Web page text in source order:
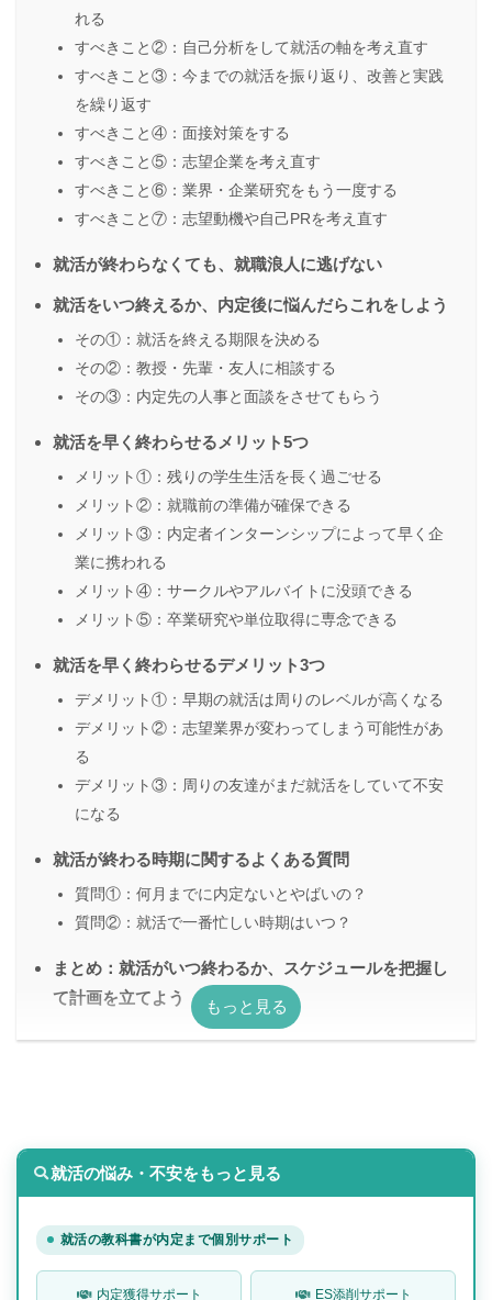
れる
すべきこと②：自己分析をして就活の軸を考え直す
すべきこと③：今までの就活を振り返り、改善と実践
を繰り返す
すべきこと④：面接対策をする
すべきこと⑤：志望企業を考え直す
すべきこと⑥：業界・企業研究をもう一度する
すべきこと⑦：志望動機や自己PRを考え直す
就活が終わらなくても、就職浪人に逃げない
就活をいつ終えるか、内定後に悩んだらこれをしよう
その①：就活を終える期限を決める
その②：教授・先輩・友人に相談する
その③：内定先の人事と面談をさせてもらう
就活を早く終わらせるメリット5つ
メリット①：残りの学生生活を長く過ごせる
メリット②：就職前の準備が確保できる
メリット③：内定者インターンシップによって早く企
業に携われる
メリット④：サークルやアルバイトに没頭できる
メリット⑤：卒業研究や単位取得に専念できる
就活を早く終わらせるデメリット3つ
デメリット①：早期の就活は周りのレベルが高くなる
デメリット②：志望業界が変わってしまう可能性があ
る
デメリット③：周りの友達がまだ就活をしていて不安
になる
就活が終わる時期に関するよくある質問
質問①：何月までに内定ないとやばいの？
質問②：就活で一番忙しい時期はいつ？
まとめ：就活がいつ終わるか、スケジュールを把握し
て計画を立てよう
就活の悩み・不安をもっと見る
就活の教科書が内定まで個別サポート
内定獲得サポート ES添削サポート